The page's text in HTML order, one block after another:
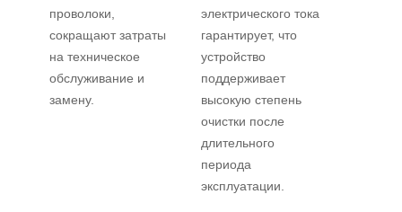
проволоки,
сокращают затраты
на техническое
обслуживание и
замену.
электрического тока
гарантирует, что
устройство
поддерживает
высокую степень
очистки после
длительного
периода
эксплуатации.